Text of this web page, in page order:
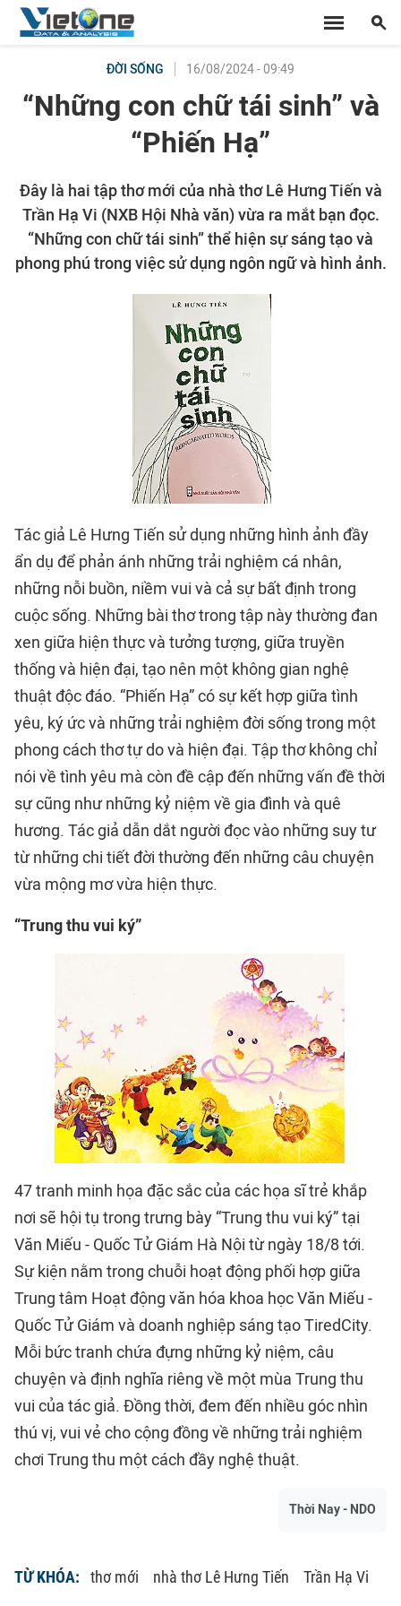
ĐỜI SỐNG 16/08/2024 - 09:49
“Những con chữ tái sinh” và
“Phiến Hạ”
Đây là hai tập thơ mới của nhà thơ Lê Hưng Tiến và
Trần Hạ Vi (NXB Hội Nhà văn) vừa ra mắt bạn đọc.
“Những con chữ tái sinh” thể hiện sự sáng tạo và
phong phú trong việc sử dụng ngôn ngữ và hình ảnh.
Tác giả Lê Hưng Tiến sử dụng những hình ảnh đầy
ẩn dụ để phản ánh những trải nghiệm cá nhân,
những nỗi buồn, niềm vui và cả sự bất định trong
cuộc sống. Những bài thơ trong tập này thường đan
xen giữa hiện thực và tưởng tượng, giữa truyền
thống và hiện đại, tạo nên một không gian nghệ
thuật độc đáo. “Phiến Hạ” có sự kết hợp giữa tình
yêu, ký ức và những trải nghiệm đời sống trong một
phong cách thơ tự do và hiện đại. Tập thơ không chỉ
nói về tình yêu mà còn đề cập đến những vấn đề thời
sự cũng như những kỷ niệm về gia đình và quê
hương. Tác giả dẫn dắt người đọc vào những suy tư
từ những chi tiết đời thường đến những câu chuyện
vừa mộng mơ vừa hiện thực.
“Trung thu vui ký”
47 tranh minh họa đặc sắc của các họa sĩ trẻ khắp
nơi sẽ hội tụ trong trưng bày “Trung thu vui ký” tại
Văn Miếu - Quốc Tử Giám Hà Nội từ ngày 18/8 tới.
Sự kiện nằm trong chuỗi hoạt động phối hợp giữa
Trung tâm Hoạt động văn hóa khoa học Văn Miếu -
Quốc Tử Giám và doanh nghiệp sáng tạo TiredCity.
Mỗi bức tranh chứa đựng những kỷ niệm, câu
chuyện và định nghĩa riêng về một mùa Trung thu
vui của tác giả. Đồng thời, đem đến nhiều góc nhìn
thú vị, vui vẻ cho cộng đồng về những trải nghiệm
chơi Trung thu một cách đầy nghệ thuật.
Thời Nay - NDO
TỪ KHÓA: thơ mới nhà thơ Lê Hưng Tiến Trần Hạ Vi